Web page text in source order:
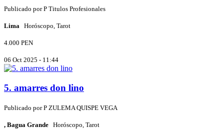
Publicado porP Titulos Profesionales
Lima Horóscopo, Tarot
4.000 PEN
06 Oct 2025 - 11:44
5. amarres don lino
Publicado porP ZULEMA QUISPE VEGA
, Bagua Grande Horóscopo, Tarot